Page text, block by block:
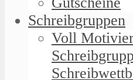
Schreibgruppen
Voll